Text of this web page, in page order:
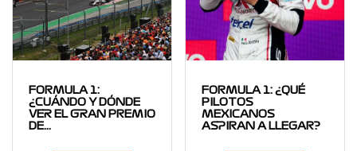
FORMULA 1:
¿CUÁNDO Y DÓNDE
VER EL GRAN PREMIO
DE…
FORMULA 1: ¿QUÉ
PILOTOS
MEXICANOS
ASPIRAN A LLEGAR?